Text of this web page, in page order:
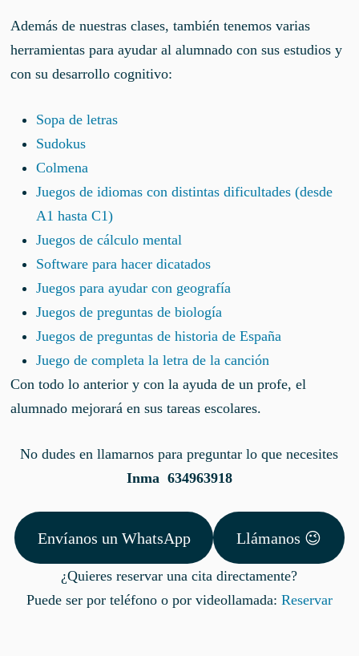
Además de nuestras clases, también tenemos varias
herramientas para ayudar al alumnado con sus estudios y
con su desarrollo cognitivo:
Sopa de letras
Sudokus
Colmena
Juegos de idiomas con distintas dificultades (desde
A1 hasta C1)
Juegos de cálculo mental
Software para hacer dicatados
Juegos para ayudar con geografía
Juegos de preguntas de biología
Juegos de preguntas de historia de España
Juego de completa la letra de la canción
Con todo lo anterior y con la ayuda de un profe, el
alumnado mejorará en sus tareas escolares.
No dudes en llamarnos para preguntar lo que necesites
Inma 634963918
Envíanos un WhatsApp Llámanos 😉
¿Quieres reservar una cita directamente?
Puede ser por teléfono o por videollamada: Reservar